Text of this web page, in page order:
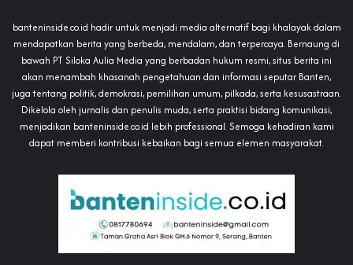
banteninside.co.id hadir untuk menjadi media alternatif bagi khalayak dalam
mendapatkan berita yang berbeda, mendalam, dan terpercaya. Bernaung di
bawah PT Siloka Aulia Media yang berbadan hukum resmi, situs berita ini
akan menambah khasanah pengetahuan dan informasi seputar Banten,
juga tentang politik, demokrasi, pemilihan umum, pilkada, serta kesusastraan.
Dikelola oleh jurnalis dan penulis muda, serta praktisi bidang komunikasi,
menjadikan banteninside.co.id lebih professional. Semoga kehadiran kami
dapat memberi kontribusi kebaikan bagi semua elemen masyarakat.